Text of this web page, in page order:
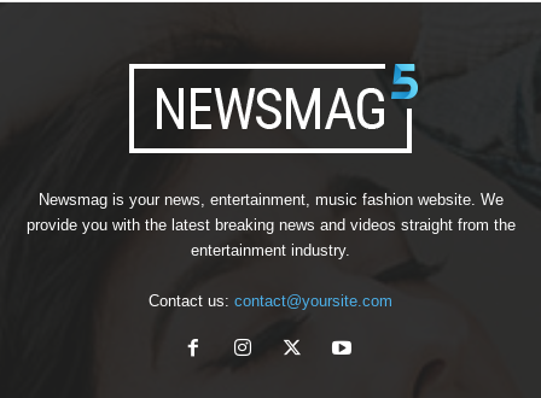
Newsmag is your news, entertainment, music fashion website. We
provide you with the latest breaking news and videos straight from the
entertainment industry.
Contact us: contact@yoursite.com